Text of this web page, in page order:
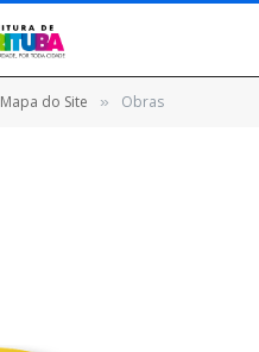
Mapa do Site » Obras